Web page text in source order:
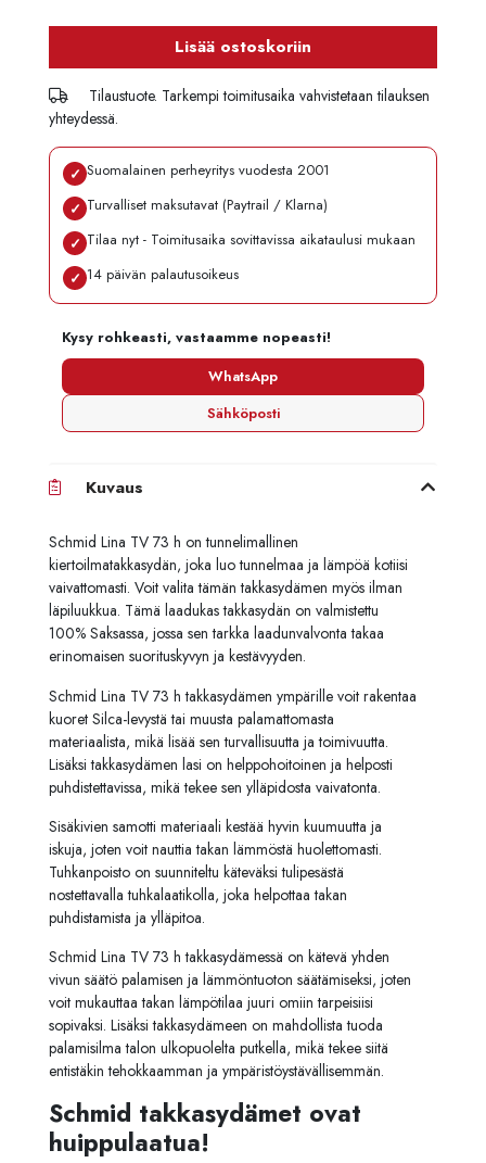
Lisää ostoskoriin
Tilaustuote. Tarkempi toimitusaika vahvistetaan tilauksen
yhteydessä.
✓ Suomalainen perheyritys vuodesta 2001
✓ Turvalliset maksutavat (Paytrail / Klarna)
✓ Tilaa nyt - Toimitusaika sovittavissa aikataulusi mukaan
✓ 14 päivän palautusoikeus
Kysy rohkeasti, vastaamme nopeasti!
WhatsApp
Sähköposti
Kuvaus
Schmid Lina TV 73 h on tunnelimallinen
kiertoilmatakkasydän, joka luo tunnelmaa ja lämpöä kotiisi
vaivattomasti. Voit valita tämän takkasydämen myös ilman
läpiluukkua. Tämä laadukas takkasydän on valmistettu
100% Saksassa, jossa sen tarkka laadunvalvonta takaa
erinomaisen suorituskyvyn ja kestävyyden.
Schmid Lina TV 73 h takkasydämen ympärille voit rakentaa
kuoret Silca-levystä tai muusta palamattomasta
materiaalista, mikä lisää sen turvallisuutta ja toimivuutta.
Lisäksi takkasydämen lasi on helppohoitoinen ja helposti
puhdistettavissa, mikä tekee sen ylläpidosta vaivatonta.
Sisäkivien samotti materiaali kestää hyvin kuumuutta ja
iskuja, joten voit nauttia takan lämmöstä huolettomasti.
Tuhkanpoisto on suunniteltu käteväksi tulipesästä
nostettavalla tuhkalaatikolla, joka helpottaa takan
puhdistamista ja ylläpitoa.
Schmid Lina TV 73 h takkasydämessä on kätevä yhden
vivun säätö palamisen ja lämmöntuoton säätämiseksi, joten
voit mukauttaa takan lämpötilaa juuri omiin tarpeisiisi
sopivaksi. Lisäksi takkasydämeen on mahdollista tuoda
palamisilma talon ulkopuolelta putkella, mikä tekee siitä
entistäkin tehokkaamman ja ympäristöystävällisemmän.
Schmid takkasydämet ovat
huippulaatua!